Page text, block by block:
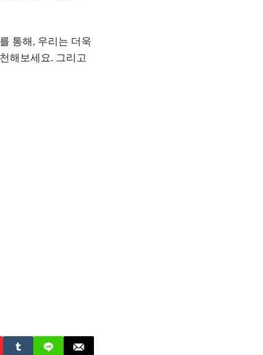
통해, 우리는 더욱
해보세요. 그리고